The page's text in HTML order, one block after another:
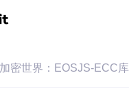
密世界：EOSJS-ECC库